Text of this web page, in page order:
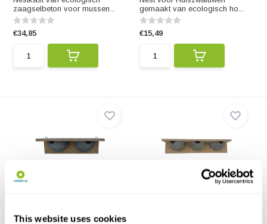
This website uses cookies
zaagselbeton voor mussen...
€34,85
gemaakt van ecologisch ho...
€15,49